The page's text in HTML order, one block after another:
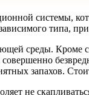
системы,
типа,
среды. Кроме
запахов.
не